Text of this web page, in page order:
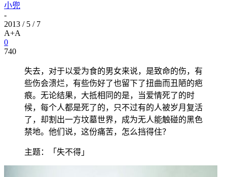
小兜
-
2013 / 5 / 7
A+A
0
740
失去，对于以爱为食的男女来说，是致命的伤，有
些伤会溃烂，有些伤好了也留下了扭曲而丑陋的疤
痕。无论结果，大抵相同的是，当爱情死了的时
候，每个人都是死了的，只不过有的人被岁月复活
了，却割出一方坟墓世界，成为无人能触碰的黑色
禁地。他们说，这份痛苦，怎么挡得住？
主题：「失不得」